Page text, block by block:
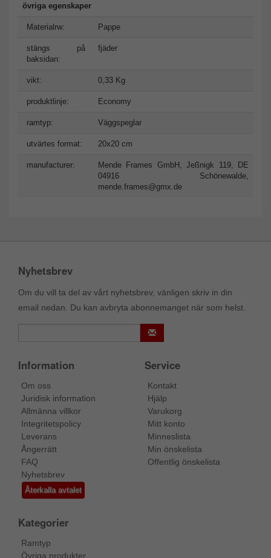
övriga egenskaper
Materialrw: Pappe
stängs på
baksidan:
fjäder
vikt: 0,33 Kg
produktlinje: Economy
ramtyp: Väggspeglar
utvärtes format: 20x20 cm
manufacturer:
Mende Frames GmbH, Jeßnigk 119, DE
04916 Schönewalde,
mende.frames@gmx.de
Nyhetsbrev
Om du vill ta del av vårt nyhetsbrev, vänligen skriv in din
email nedan. Du kan avbryta abonnemanget när som helst.
Information
Om oss
Juridisk information
Allmänna villkor
Integritetspolicy
Leverans
Ångerrätt
FAQ
Nyhetsbrev
Återkalla avtalet
Service
Kontakt
Hjälp
Varukorg
Mitt konto
Minneslista
Min önskelista
Offentlig önskelista
Kategorier
Ramtyp
Övriga produkter